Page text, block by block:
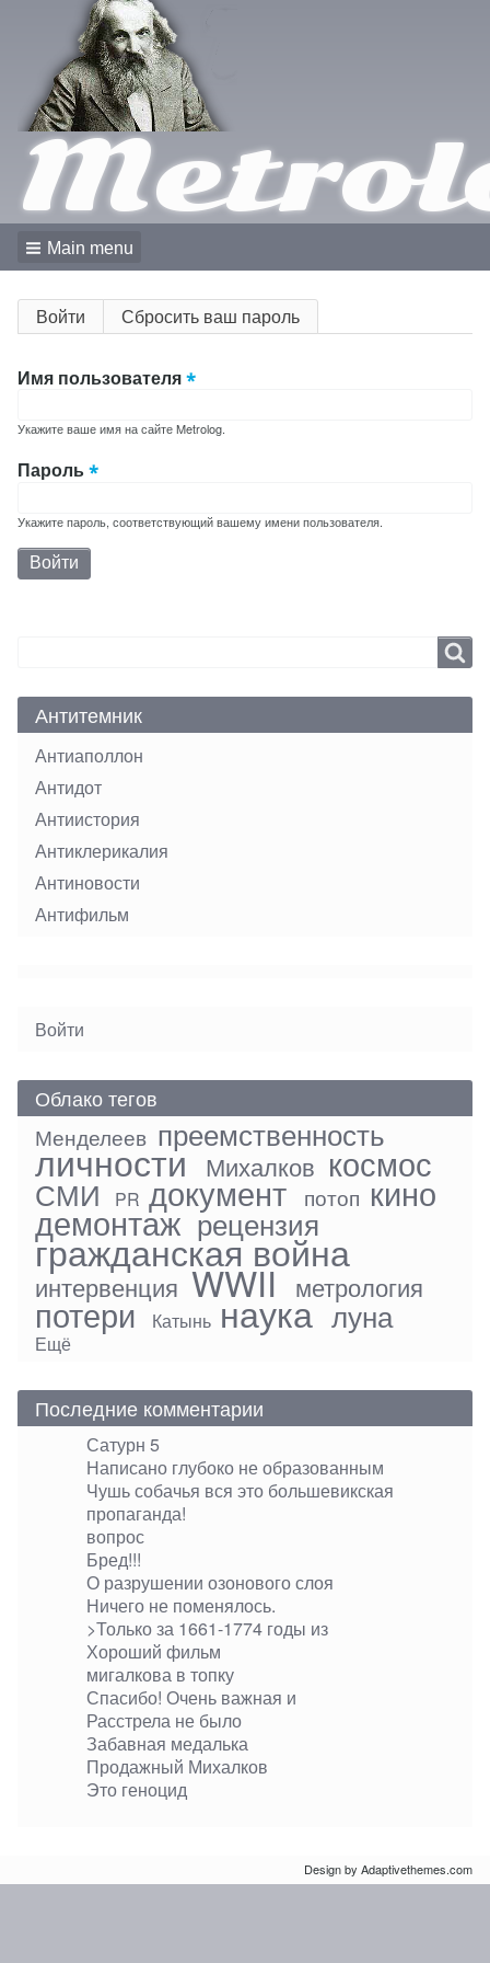
Main menu
Главные
Войти (активная
вкладка)
Сбросить ваш пароль
Имя пользователя
Укажите ваше имя на сайте Metrolog.
Пароль
Укажите пароль, соответствующий вашему имени пользователя.
Антитемник
Антиаполлон
Антидот
Антиистория
Антиклерикалия
Антиновости
Антифильм
User
Войти
Облако тегов
Менделеев преемственность
личности Михалков космос
СМИ PR документ потоп кино
демонтаж рецензия
гражданская война
интервенция WWII метрология
потери Катынь наука луна
Ещё
Последние комментарии
Сатурн 5
Написано глубоко не образованным
Чушь собачья вся это большевикская
пропаганда!
вопрос
Бред!!!
О разрушении озонового слоя
Ничего не поменялось.
>Только за 1661-1774 годы из
Хороший фильм
мигалкова в топку
Спасибо! Очень важная и
Расстрела не было
Забавная медалька
Продажный Михалков
Это геноцид
Design by Adaptivethemes.com